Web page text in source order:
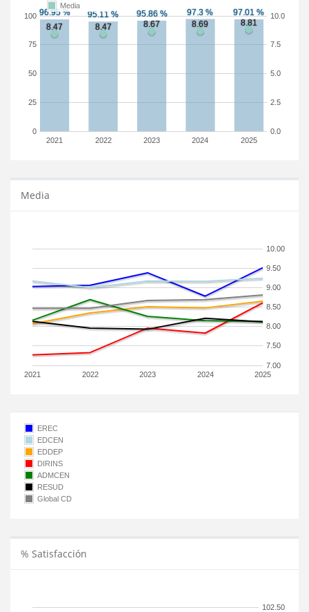
2021 2022 2023 2024 2025
0
25
50
75
100
0.0
2.5
5.0
7.5
10.0
Media
Media
2021 2022 2023 2024 2025
7.00
7.50
8.00
8.50
9.00
9.50
10.00
EREC
EDCEN
EDDEP
DIRINS
ADMCEN
RESUD
Global CD
% Satisfacción
102.50